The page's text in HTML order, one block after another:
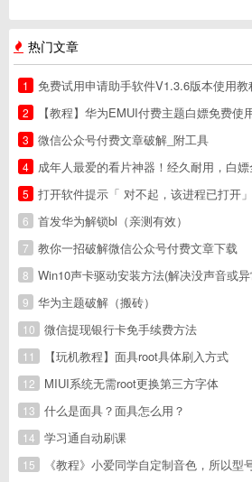
热门文章
1
免费试用申请助手软件V1.3.6版本使用教程，免费领
2
【教程】华为EMUI付费主题白嫖免费使
3
微信公众号付费文章破解_附工具
4
成年人最爱的看片神器！经久耐用，白
5
打开软件提示「 对不起，该进程已打开」
6
首发华为解锁bl（亲测有效）
7
教你一招破解微信公众号付费文章下载
8
Win10声卡驱动安装方法(解决没声音或
9
华为主题破解（搬砖）
10
微信提现银行卡免手续费方法
11
【玩机教程】面具root具体刷入方式
12
MIUI系统无需root更换第三方字体
13
什么是面具？面具怎么用？
14
学习通自动刷课
15
《教程》小爱同学自定制音色，所以型